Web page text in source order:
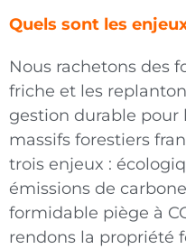
Quels sont les
Nous rachetons des
friche et les
gestion durable
massifs forestiers
trois enjeux :
émissions de
formidable piège à
rendons la propriété